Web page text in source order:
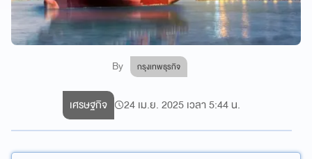
By กรุงเทพธุรกิจ
เศรษฐกิจ 24 เม.ย. 2025 เวลา 5:44 น.